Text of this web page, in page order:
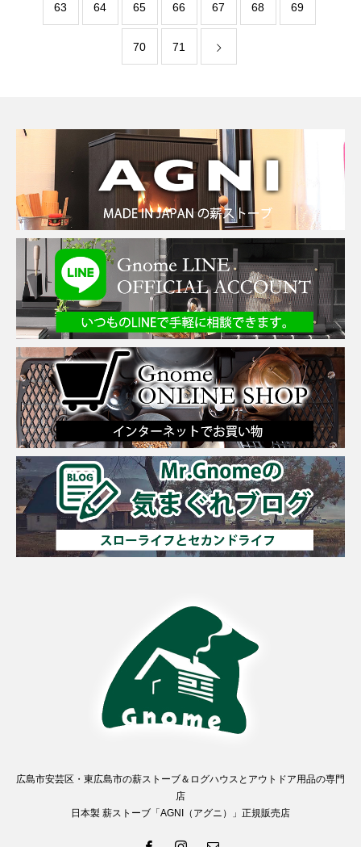
63 64 65 66 67 68 69
70 71
広島市安芸区・東広島市の薪ストーブ＆ログハウスとアウトドア用品の専門
店
日本製 薪ストーブ「AGNI（アグニ）」正規販売店